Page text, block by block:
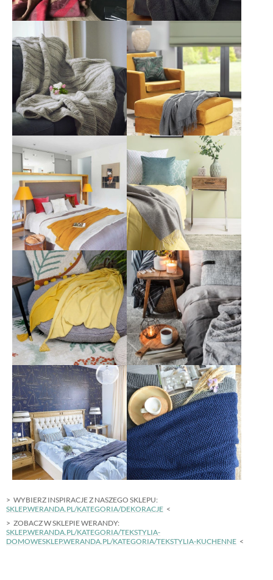
WYBIERZ INSPIRACJE Z NASZEGO SKLEPU:
SKLEP.WERANDA.PL/KATEGORIA/DEKORACJE
ZOBACZ W SKLEPIE WERANDY:
SKLEP.WERANDA.PL/KATEGORIA/TEKSTYLIA-
DOMOWESKLEP.WERANDA.PL/KATEGORIA/TEKSTYLIA-KUCHENNE